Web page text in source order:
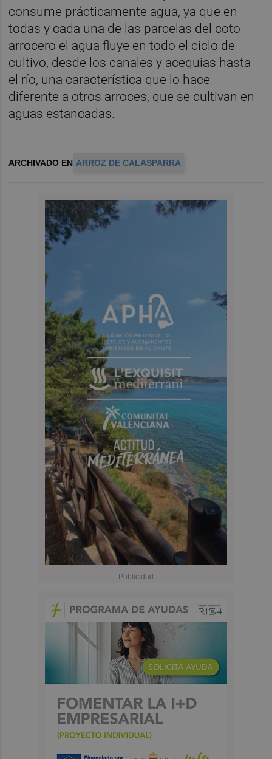
consume prácticamente agua, ya que en
todas y cada una de las parcelas del coto
arrocero el agua fluye en todo el ciclo de
cultivo, desde los canales y acequias hasta
el río, una característica que lo hace
diferente a otros arroces, que se cultivan en
aguas estancadas.
ARCHIVADO EN ARROZ DE CALASPARRA